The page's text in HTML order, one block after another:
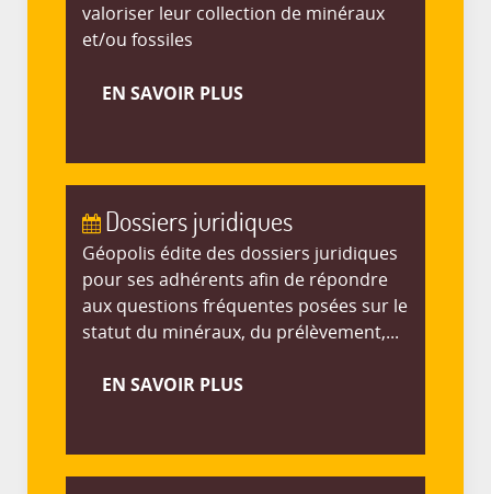
valoriser leur collection de minéraux
et/ou fossiles
EN SAVOIR PLUS
Dossiers juridiques
Géopolis édite des dossiers juridiques
pour ses adhérents afin de répondre
aux questions fréquentes posées sur le
statut du minéraux, du prélèvement,...
EN SAVOIR PLUS